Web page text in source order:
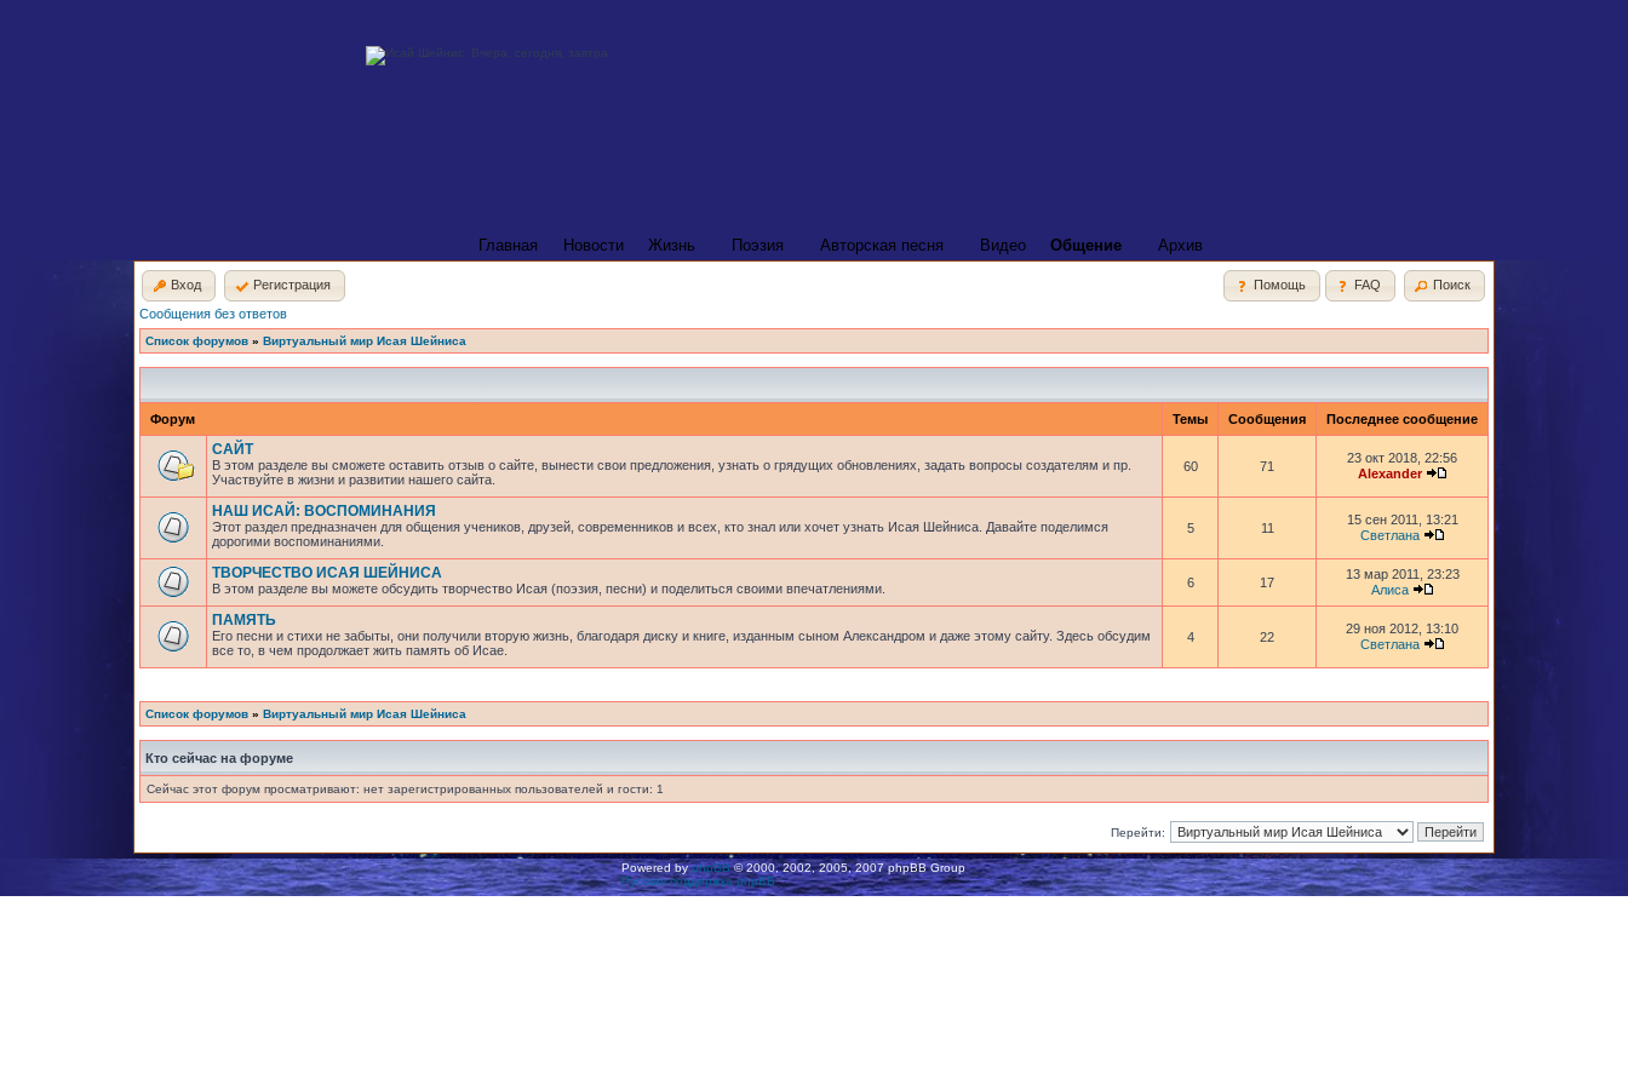
Главная Новости Жизнь Поэзия Авторская песня Видео Общение Архив
Вход Регистрация Помощь FAQ
Поиск
Сообщения без ответов
Список форумов » Виртуальный мир Исая Шейниса
Форум Темы Сообщения Последнее сообщение
САЙТ
В этом разделе вы сможете оставить отзыв о сайте, вынести свои предложения, узнать о грядущих обновлениях, задать вопросы создателям и пр.
Участвуйте в жизни и развитии нашего сайта.
60 71
23 окт 2018, 22:56
Alexander
НАШ ИСАЙ: ВОСПОМИНАНИЯ
Этот раздел предназначен для общения учеников, друзей, современников и всех, кто знал или хочет узнать Исая Шейниса. Давайте поделимся
дорогими воспоминаниями.
5 11
15 сен 2011, 13:21
Светлана
ТВОРЧЕСТВО ИСАЯ ШЕЙНИСА
В этом разделе вы можете обсудить творчество Исая (поэзия, песни) и поделиться своими впечатлениями. 6 17
13 мар 2011, 23:23
Алиса
ПАМЯТЬ
Его песни и стихи не забыты, они получили вторую жизнь, благодаря диску и книге, изданным сыном Александром и даже этому сайту. Здесь обсудим
все то, в чем продолжает жить память об Исае.
4 22
29 ноя 2012, 13:10
Светлана
Список форумов » Виртуальный мир Исая Шейниса
Кто сейчас на форуме
Сейчас этот форум просматривают: нет зарегистрированных пользователей и гости: 1
Перейти:
Powered byphpBB© 2000, 2002, 2005, 2007 phpBB Group
Русская поддержка phpBB